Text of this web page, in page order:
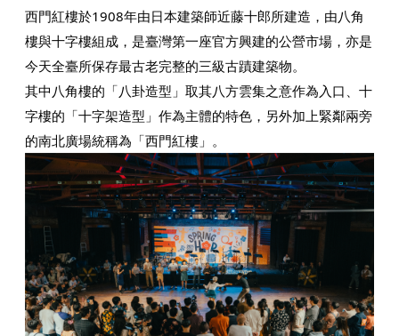
西門紅樓於1908年由日本建築師近藤十郎所建造，由八角
樓與十字樓組成，是臺灣第一座官方興建的公營市場，亦是
今天全臺所保存最古老完整的三級古蹟建築物。
其中八角樓的「八卦造型」取其八方雲集之意作為入口、十
字樓的「十字架造型」作為主體的特色，另外加上緊鄰兩旁
的南北廣場統稱為「西門紅樓」。